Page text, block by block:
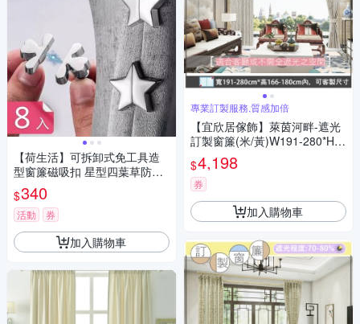
【荷生活】可拆卸式免工具造
型窗簾磁吸扣 星型四葉草防漏
光磁吸式固定器-8入組
$340
活動 券
加入購物車
專業訂製服務,質感加倍
【宜欣居傢飾】萊茵河畔-遮光
訂製窗簾(米/黃)W191-280*H1
66-180cm以內
$4,198
券
加入購物車